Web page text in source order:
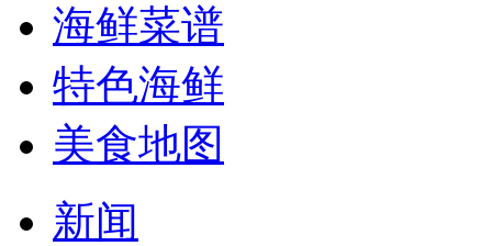
海鲜菜谱
特色海鲜
美食地图
新闻